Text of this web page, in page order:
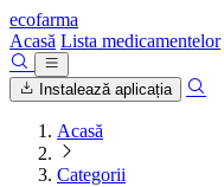
ecofarma
Acasă Lista medicamentelor
Instalează aplicația
Acasă
Categorii